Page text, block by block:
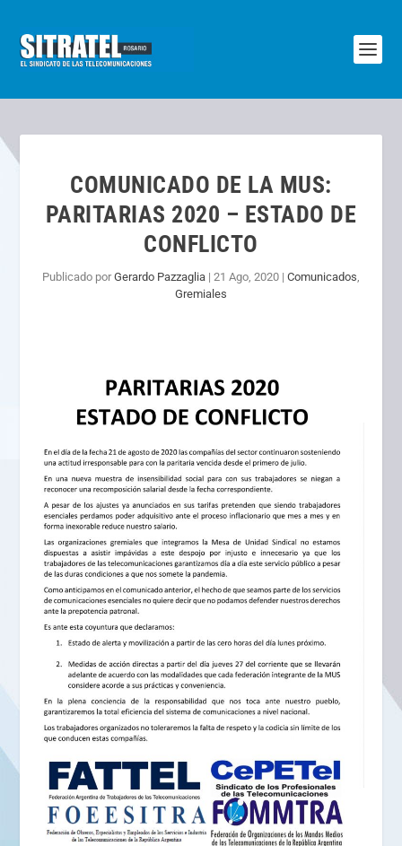
COMUNICADO DE LA MUS:
PARITARIAS 2020 – ESTADO DE
CONFLICTO
Publicado porGerardo Pazzaglia | 21 Ago, 2020 | Comunicados,
Gremiales